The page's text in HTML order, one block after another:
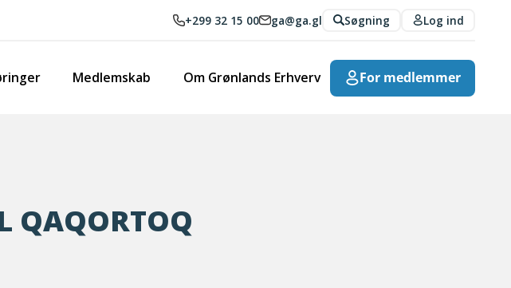
+299 32 15 00 ga@ga.gl Søgning Log ind
Medlemskab Om Grønlands Erhverv For medlemmer
QAQORTOQ